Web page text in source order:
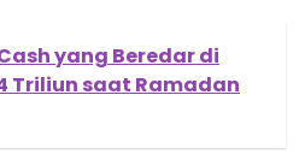
yang Beredar di
Triliun saat Ramadan